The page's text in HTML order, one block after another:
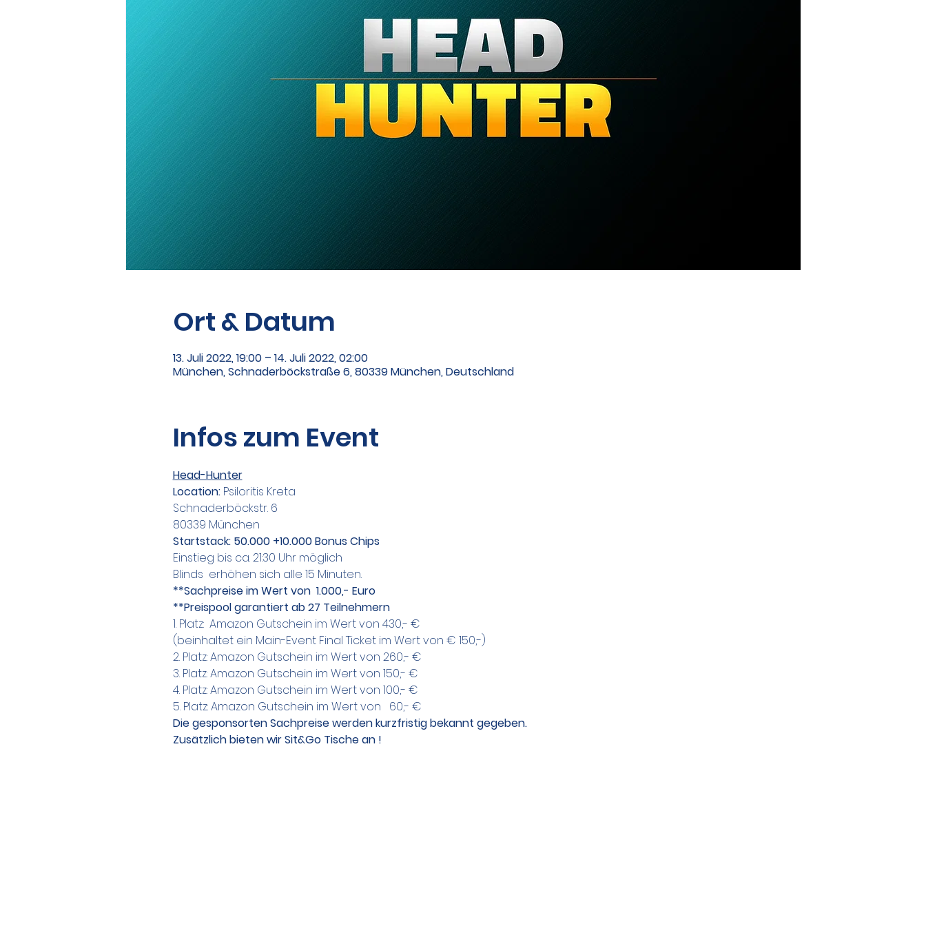
Ort & Datum
13. Juli 2022, 19:00 – 14. Juli 2022, 02:00
München, Schnaderböckstraße 6, 80339 München, Deutschland
Infos zum Event
Head-Hunter
Location: Psiloritis Kreta
Schnaderböckstr. 6
80339 München
Startstack: 50.000 +10.000 Bonus Chips
Einstieg bis ca. 21:30 Uhr möglich
Blinds  erhöhen sich alle 15 Minuten.
**Sachpreise im Wert von  1.000,- Euro
**Preispool garantiert ab 27 Teilnehmern
1. Platz:  Amazon Gutschein im Wert von 430,- €
(beinhaltet ein Main-Event Final Ticket im Wert von € 150,-)
2. Platz: Amazon Gutschein im Wert von 260,- €
3. Platz: Amazon Gutschein im Wert von 150,- €
4. Platz: Amazon Gutschein im Wert von 100,- €
5. Platz: Amazon Gutschein im Wert von   60,- €
Die gesponsorten Sachpreise werden kurzfristig bekannt gegeben.
Zusätzlich bieten wir Sit&Go Tische an !